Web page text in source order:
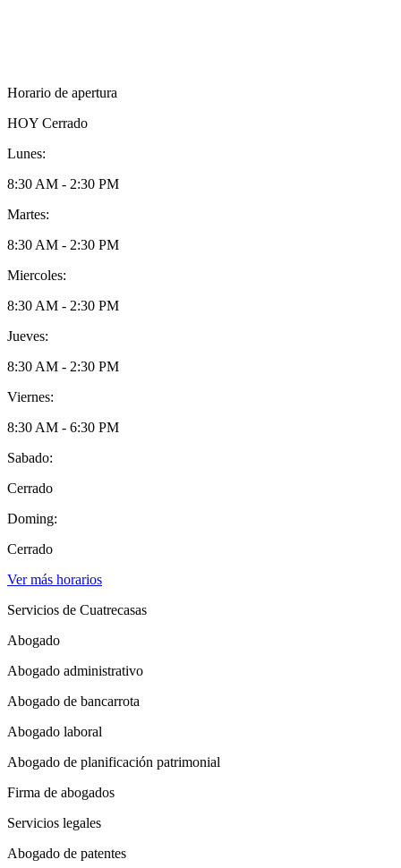
Horario de apertura
HOY Cerrado
Lunes:
8:30 AM - 2:30 PM
Martes:
8:30 AM - 2:30 PM
Miercoles:
8:30 AM - 2:30 PM
Jueves:
8:30 AM - 2:30 PM
Viernes:
8:30 AM - 6:30 PM
Sabado:
Cerrado
Doming:
Cerrado
Ver más horarios
Servicios de Cuatrecasas
Abogado
Abogado administrativo
Abogado de bancarrota
Abogado laboral
Abogado de planificación patrimonial
Firma de abogados
Servicios legales
Abogado de patentes